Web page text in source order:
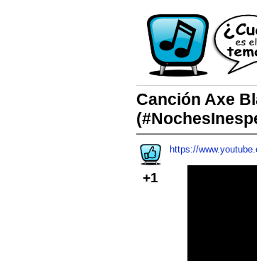
Canción Axe
+1
https://